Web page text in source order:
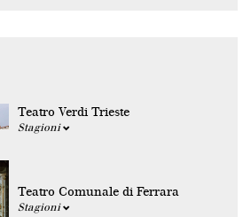
Teatro Verdi Trieste
Stagioni
Teatro Comunale di Ferrara
Stagioni